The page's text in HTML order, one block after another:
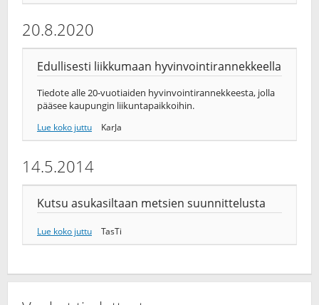
20.8.2020
Edullisesti liikkumaan hyvinvointirannekkeella
Tiedote alle 20-vuotiaiden hyvinvointirannekkeesta, jolla
pääsee kaupungin liikuntapaikkoihin.
Lue koko juttu KarJa
14.5.2014
Kutsu asukasiltaan metsien suunnittelusta
Lue koko juttu TasTi